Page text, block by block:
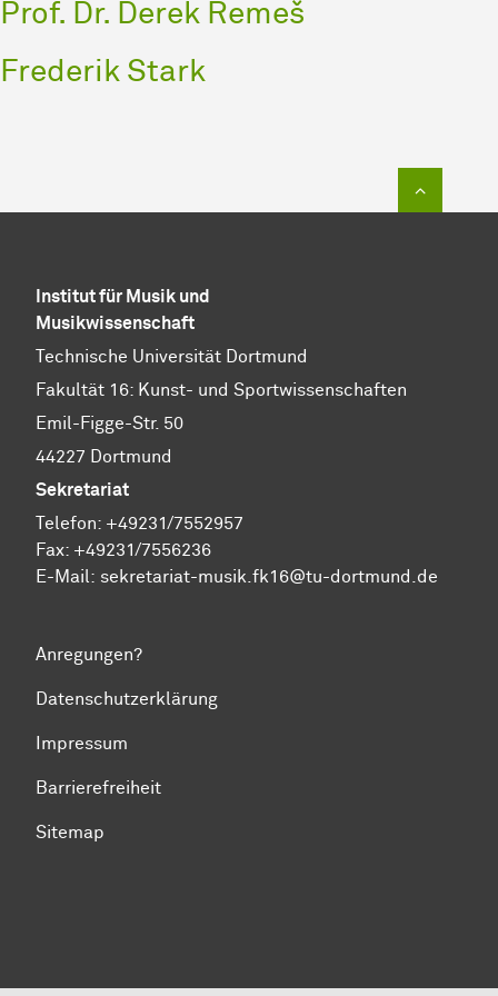
Prof. Dr. Derek Remeš
Frederik Stark
Institut für Musik und
Musikwissenschaft
Technische Universität Dortmund
Fakultät 16: Kunst- und Sportwissenschaften
Emil-Figge-Str. 50
44227 Dortmund
Sekretariat
Telefon: +49231/7552957
Fax: +49231/7556236
E-Mail: sekretariat-musik.fk16@tu-dortmund.de
Anregungen?
Datenschutzerklärung
Impressum
Barrierefreiheit
Sitemap